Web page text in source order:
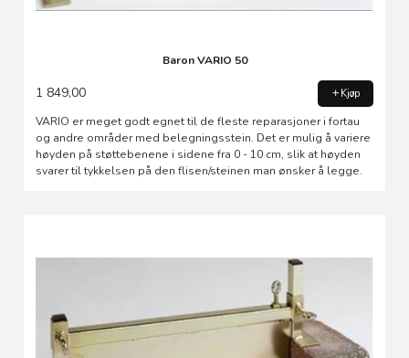
Baron VARIO 50
1 849,00 Kjøp
VARIO er meget godt egnet til de fleste reparasjoner i fortau
og andre områder med belegningsstein. Det er mulig å variere
høyden på støttebenene i sidene fra 0 - 10 cm, slik at høyden
svarer til tykkelsen på den flisen/steinen man ønsker å legge.